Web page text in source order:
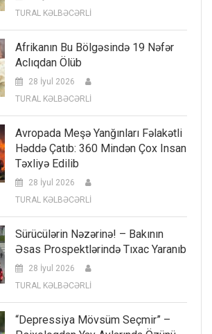
TURAL KƏLBƏCƏRLİ
Afrikanın Bu Bölgəsində 19 Nəfər
Aclıqdan Ölüb
28 İyul 2026
TURAL KƏLBƏCƏRLİ
Avropada Meşə Yanğınları Fəlakətli
Həddə Çatıb: 360 Mindən Çox Insan
Təxliyə Edilib
28 İyul 2026
TURAL KƏLBƏCƏRLİ
Sürücülərin Nəzərinə! – Bakının
Əsas Prospektlərində Tıxac Yaranıb
28 İyul 2026
TURAL KƏLBƏCƏRLİ
“Depressiya Mövsüm Seçmir” –